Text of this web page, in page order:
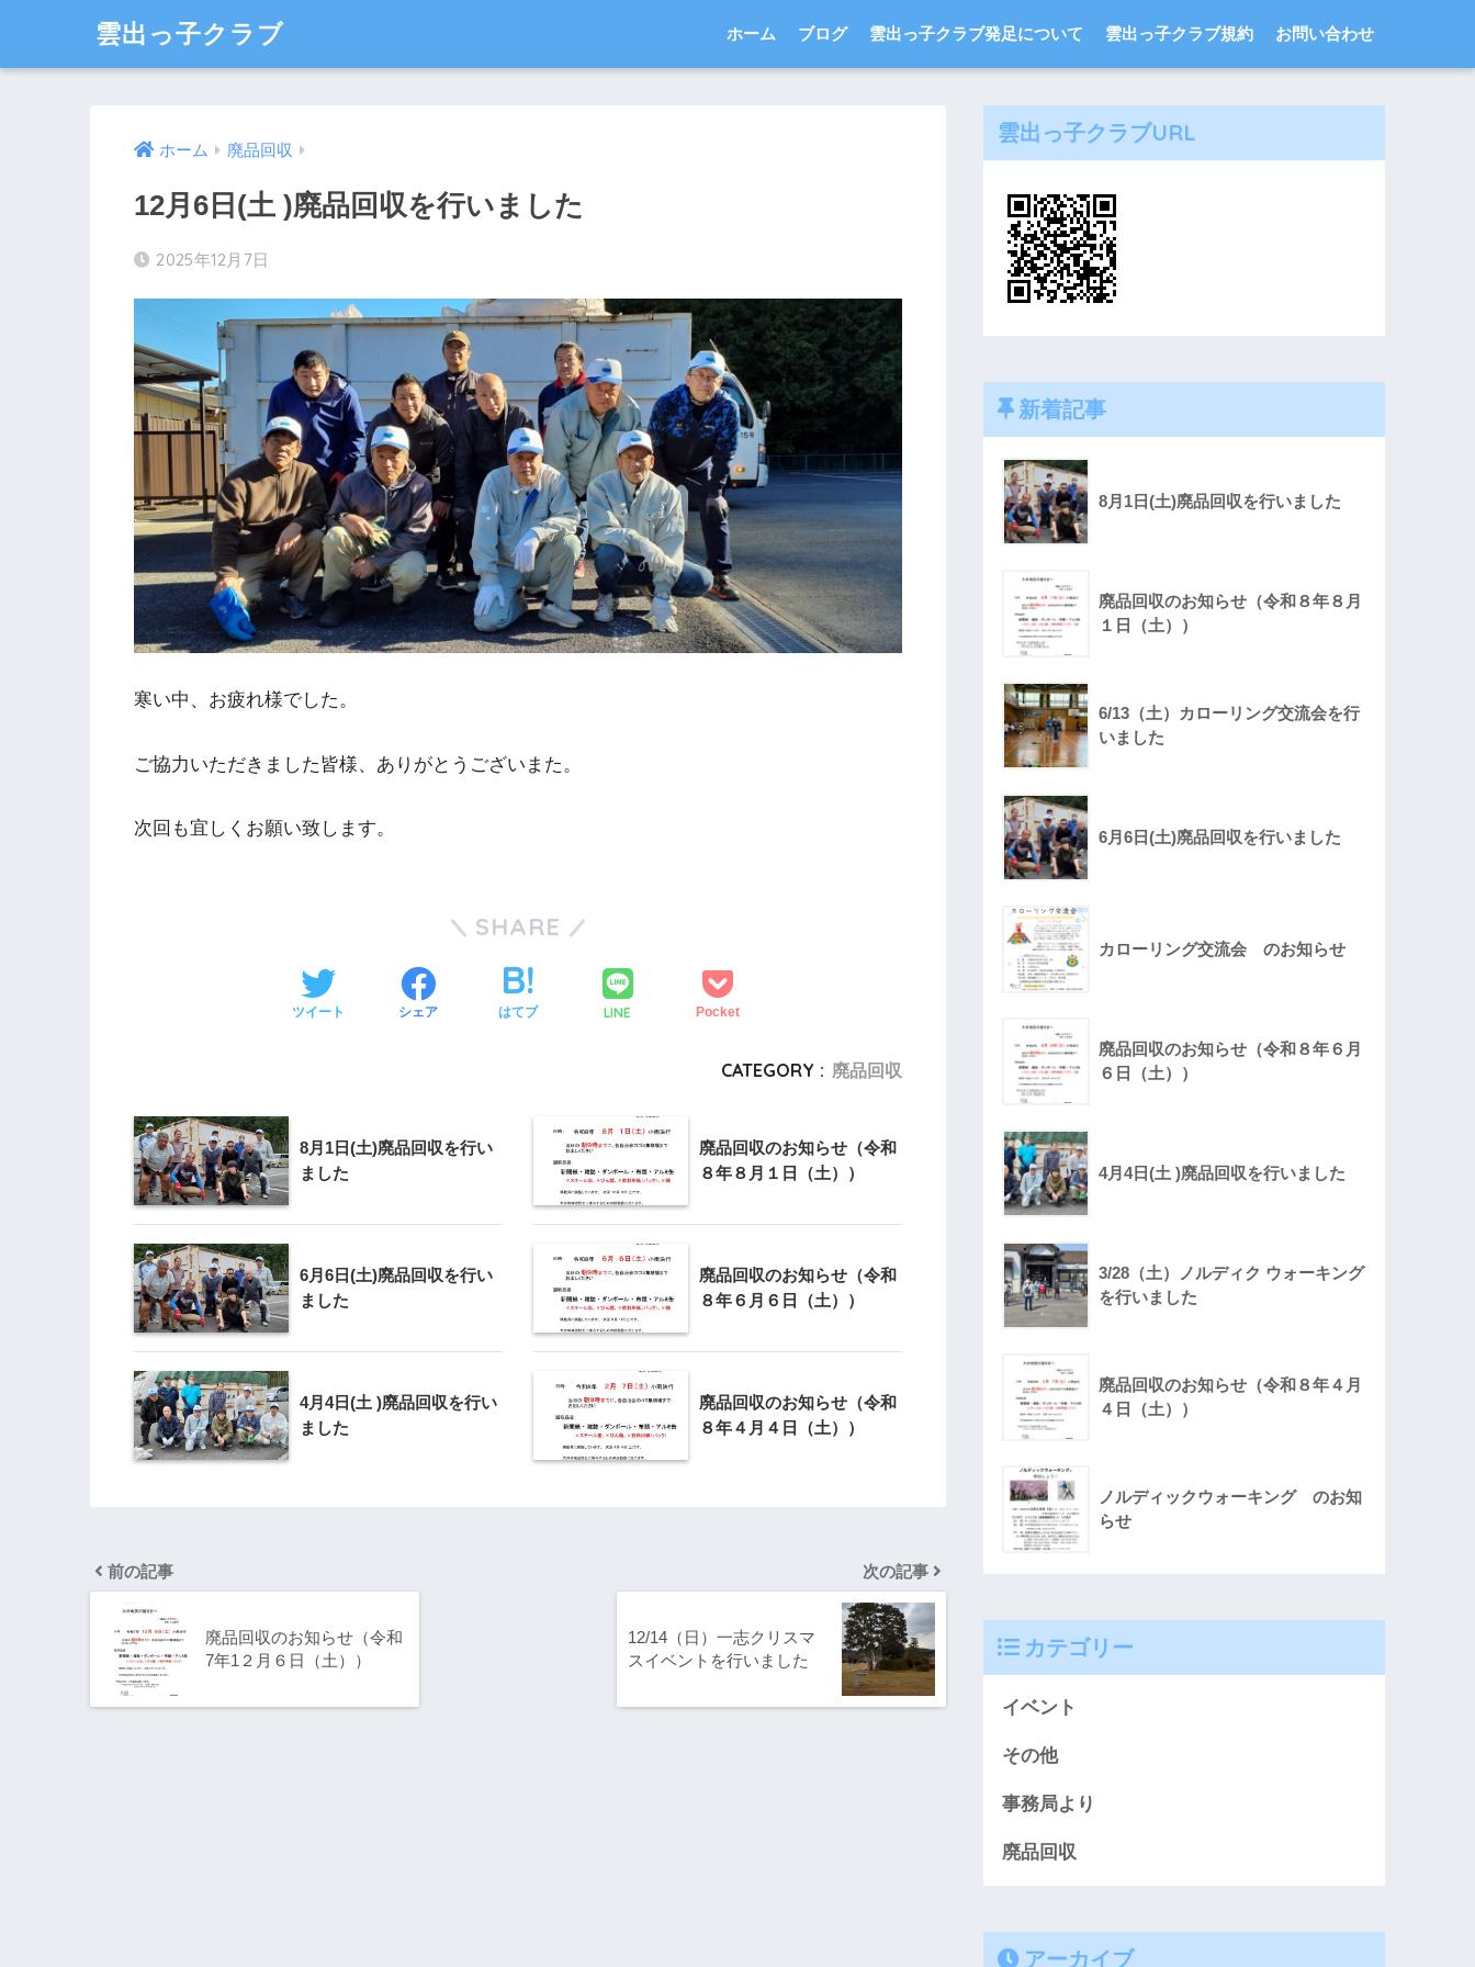
雲出っ子クラブ ホーム ブログ 雲出っ子クラブ発足について 雲出っ子クラブ規約 お問い合わせ
ホーム 廃品回収
12月6日(土 )廃品回収を行いました
2025年12月7日
寒い中、お疲れ様でした。
ご協力いただきました皆様、ありがとうございまた。
次回も宜しくお願い致します。
SHARE
ツイート シェア はてブ LINE Pocket
CATEGORY : 廃品回収
8月1日(土)廃品回収を行い
ました
廃品回収のお知らせ（令和
８年８月１日（土））
6月6日(土)廃品回収を行い
ました
廃品回収のお知らせ（令和
８年６月６日（土））
4月4日(土 )廃品回収を行い
ました
廃品回収のお知らせ（令和
８年４月４日（土））
前の記事
廃品回収のお知らせ（令和
7年1２月６日（土））
次の記事
12/14（日）一志クリスマ
スイベントを行いました
雲出っ子クラブURL
新着記事
8月1日(土)廃品回収を行いました
廃品回収のお知らせ（令和８年８月
１日（土））
6/13（土）カローリング交流会を行
いました
6月6日(土)廃品回収を行いました
カローリング交流会 のお知らせ
廃品回収のお知らせ（令和８年６月
６日（土））
4月4日(土 )廃品回収を行いました
3/28（土）ノルディク ウォーキング
を行いました
廃品回収のお知らせ（令和８年４月
４日（土））
ノルディックウォーキング のお知
らせ
カテゴリー
イベント
その他
事務局より
廃品回収
アーカイブ